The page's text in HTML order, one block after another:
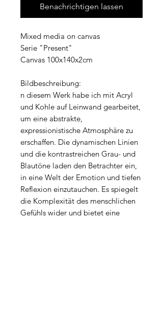
Benachrichtigen lassen
Mixed media on canvas
Serie "Present"
Canvas 100x140x2cm
Bildbeschreibung:
n diesem Werk habe ich mit Acryl
und Kohle auf Leinwand gearbeitet,
um eine abstrakte,
expressionistische Atmosphäre zu
erschaffen. Die dynamischen Linien
und die kontrastreichen Grau- und
Blautöne laden den Betrachter ein,
in eine Welt der Emotion und tiefen
Reflexion einzutauchen. Es spiegelt
die Komplexität des menschlichen
Gefühls wider und bietet eine